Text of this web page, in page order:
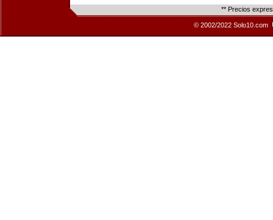
** Precios
© 2002/2022 Solo10.com